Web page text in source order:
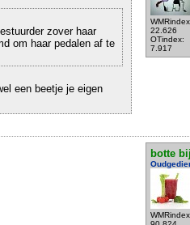
22.626
OTindex:
7.917
zover haar
om haar pedalen af te
een beetje je eigen
botte